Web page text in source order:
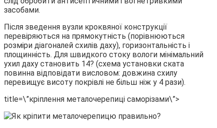
засобами.
Після зведення вузли кроквяної конструкції
перевіряються на прямокутність (порівнюються
розміри діагоналей схилів даху), горизонтальність і
площинність. Для швидкого стоку вологи мінімальний
ухил даху становить 14? (схема установки ската
повинна відповідати висловом: довжина схилу
перевищує висоту покрівлі не більш ніж у 4 рази).
title=\”кріплення металочерепиці саморізами\”>